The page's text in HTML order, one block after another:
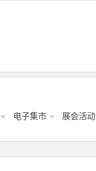
电子集市 展会活动